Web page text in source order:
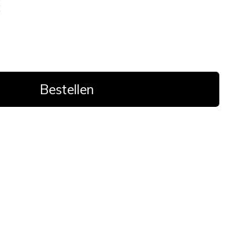
Bestellen